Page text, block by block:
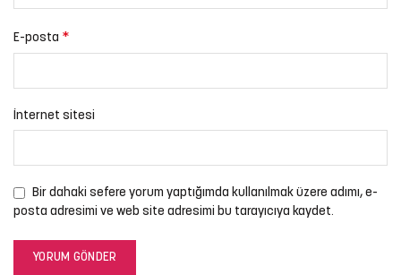
E-posta *
İnternet sitesi
Bir dahaki sefere yorum yaptığımda kullanılmak üzere adımı, e-
posta adresimi ve web site adresimi bu tarayıcıya kaydet.